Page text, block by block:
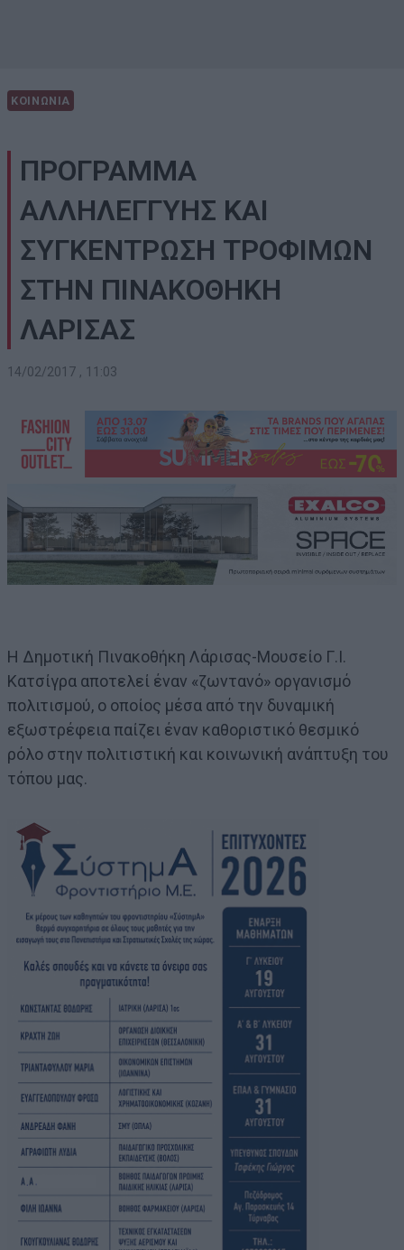
ΚΟΙΝΩΝΙΑ
ΠΡΟΓΡΑΜΜΑ
ΑΛΛΗΛΕΓΓΥΗΣ ΚΑΙ
ΣΥΓΚΕΝΤΡΩΣΗ ΤΡΟΦΙΜΩΝ
ΣΤΗΝ ΠΙΝΑΚΟΘΗΚΗ
ΛΑΡΙΣΑΣ
14/02/2017 , 11:03
Η Δημοτική Πινακοθήκη Λάρισας-Μουσείο Γ.Ι.
Κατσίγρα αποτελεί έναν «ζωντανό» οργανισμό
πολιτισμού, ο οποίος μέσα από την δυναμική
εξωστρέφεια παίζει έναν καθοριστικό θεσμικό
ρόλο στην πολιτιστική και κοινωνική ανάπτυξη του
τόπου μας.